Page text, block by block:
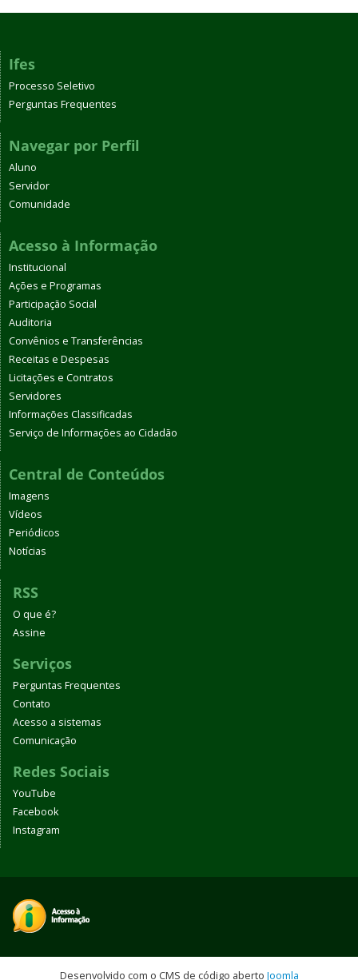
Ifes
Processo Seletivo
Perguntas Frequentes
Navegar por Perfil
Aluno
Servidor
Comunidade
Acesso à Informação
Institucional
Ações e Programas
Participação Social
Auditoria
Convênios e Transferências
Receitas e Despesas
Licitações e Contratos
Servidores
Informações Classificadas
Serviço de Informações ao Cidadão
Central de Conteúdos
Imagens
Vídeos
Periódicos
Notícias
RSS
O que é?
Assine
Serviços
Perguntas Frequentes
Contato
Acesso a sistemas
Comunicação
Redes Sociais
YouTube
Facebook
Instagram
Desenvolvido com o CMS de código aberto Joomla